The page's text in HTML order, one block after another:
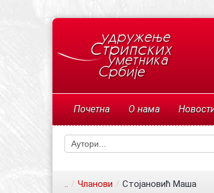
Почетна О нама
.. / Чланови / Стојановић Маша